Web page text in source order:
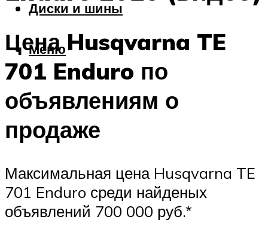
Диски и шины
Меню
Цена Husqvarna TE
701 Enduro по
объявлениям о
продаже
Максимальная цена Husqvarna TE
701 Enduro среди найденых
объявлений 700 000 руб.*